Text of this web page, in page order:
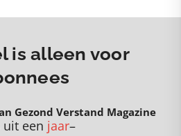
is alleen voor
Gezond Verstand Magazine
uit een jaar–